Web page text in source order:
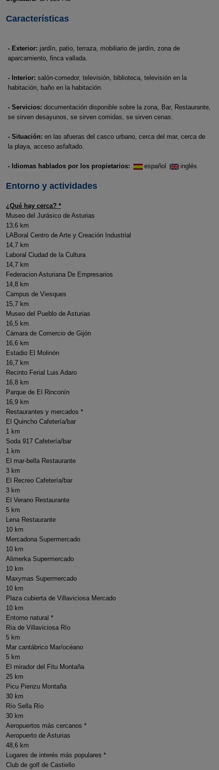
Características
- Exterior: jardín, patio, terraza, mobiliario de jardín, zona de
aparcamiento, finca vallada.
- Interior: salón-comedor, televisión, biblioteca, televisión en la
habitación, baño en la habitación.
- Servicios: documentación disponible sobre la zona, Bar, Restaurante,
se sirven desayunos, se sirven comidas, se sirven cenas.
- Situación: en las afueras del casco urbano, cerca del mar, cerca de
la playa, acceso asfaltado.
- Idiomas hablados por los propietarios: español inglés
Entorno y actividades
¿Qué hay cerca? *
Museo del Jurásico de Asturias
13,6 km
LABoral Centro de Arte y Creación Industrial
14,7 km
Laboral Ciudad de la Cultura
14,7 km
Federacion Asturiana De Empresarios
14,8 km
Campus de Viesques
15,7 km
Museo del Pueblo de Asturias
16,5 km
Cámara de Comercio de Gijón
16,6 km
Estadio El Molinón
16,7 km
Recinto Ferial Luis Adaro
16,8 km
Parque de El Rinconín
16,9 km
Restaurantes y mercados *
El Quincho Cafetería/bar
1 km
Soda 917 Cafetería/bar
1 km
El mar-bella Restaurante
3 km
El Recreo Cafetería/bar
3 km
El Verano Restaurante
5 km
Lena Restaurante
10 km
Mercadona Supermercado
10 km
Alimerka Supermercado
10 km
Maxymas Supermercado
10 km
Plaza cubierta de Villaviciosa Mercado
10 km
Entorno natural *
Ría de Villaviciosa Río
5 km
Mar cantábrico Mar/océano
5 km
El mirador del Fitu Montaña
25 km
Picu Pienzu Montaña
30 km
Río Sella Río
30 km
Aeropuertos más cercanos *
Aeropuerto de Asturias
48,6 km
Lugares de interés más populares *
Club de golf de Castiello